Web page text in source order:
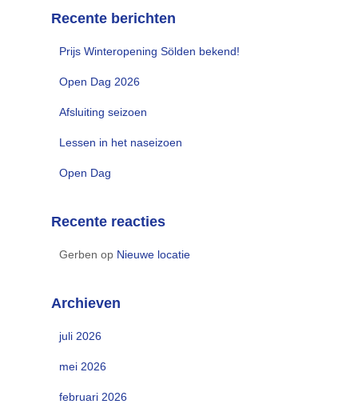
n
Recente berichten
Prijs Winteropening Sölden bekend!
Open Dag 2026
Afsluiting seizoen
Lessen in het naseizoen
Open Dag
Recente reacties
Gerben op Nieuwe locatie
Archieven
juli 2026
mei 2026
februari 2026